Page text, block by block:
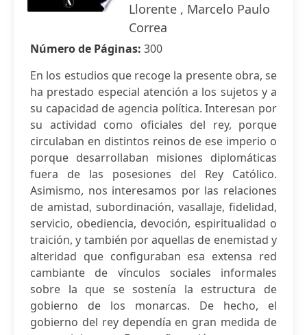
Llorente , Marcelo Paulo
Correa
Número de Páginas: 300
En los estudios que recoge la presente obra, se
ha prestado especial atención a los sujetos y a
su capacidad de agencia política. Interesan por
su actividad como oficiales del rey, porque
circulaban en distintos reinos de ese imperio o
porque desarrollaban misiones diplomáticas
fuera de las posesiones del Rey Católico.
Asimismo, nos interesamos por las relaciones
de amistad, subordinación, vasallaje, fidelidad,
servicio, obediencia, devoción, espiritualidad o
traición, y también por aquellas de enemistad y
alteridad que configuraban esa extensa red
cambiante de vínculos sociales informales
sobre la que se sostenía la estructura de
gobierno de los monarcas. De hecho, el
gobierno del rey dependía en gran medida de